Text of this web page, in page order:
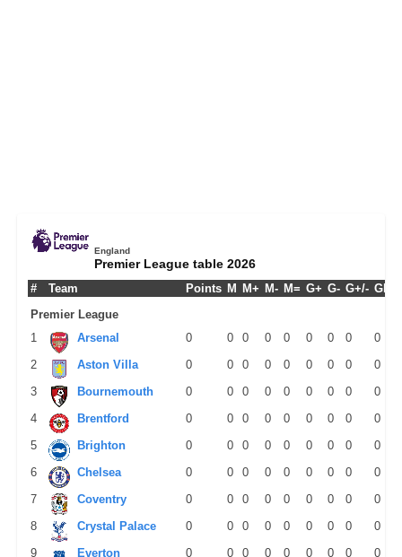
England
Premier League table 2026
# Team Points M M+ M- M= G+ G- G+/- GPM
Premier League
1
Arsenal 0 0 0 0 0 0 0 0
0
2
Aston Villa 0 0 0 0 0 0 0 0
0
3
Bournemouth 0 0 0 0 0 0 0 0
0
4
Brentford 0 0 0 0 0 0 0 0
0
5
Brighton 0 0 0 0 0 0 0 0
0
6
Chelsea 0 0 0 0 0 0 0 0
0
7
Coventry 0 0 0 0 0 0 0 0
0
8
Crystal Palace 0 0 0 0 0 0 0 0
0
9
Everton 0 0 0 0 0 0 0 0 0